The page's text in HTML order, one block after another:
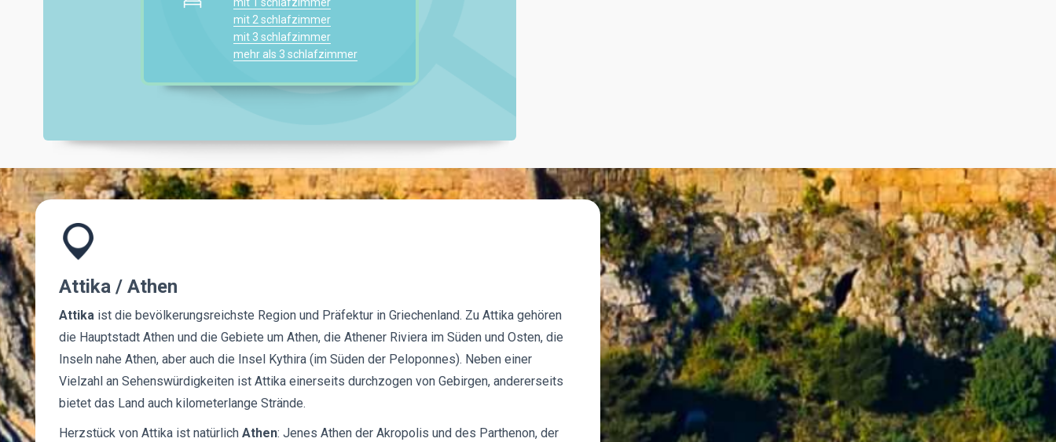
mit 2 schlafzimmer
mit 3 schlafzimmer
mehr als 3 schlafzimmer
Attika / Athen
Attika ist die bevölkerungsreichste Region und Präfektur in Griechenland. Zu Attika gehören
die Hauptstadt Athen und die Gebiete um Athen, die Athener Riviera im Süden und Osten, die
Inseln nahe Athen, aber auch die Insel Kythira (im Süden der Peloponnes). Neben einer
Vielzahl an Sehenswürdigkeiten ist Attika einerseits durchzogen von Gebirgen, andererseits
bietet das Land auch kilometerlange Strände.
Herzstück von Attika ist natürlich Athen: Jenes Athen der Akropolis und des Parthenon, der